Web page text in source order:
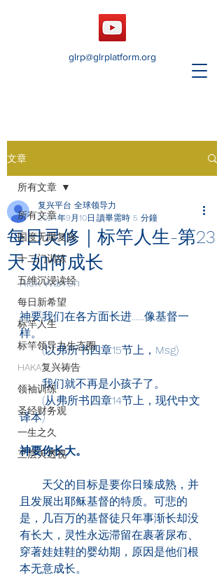
glrp@glrplatform.org
文章
所有文章
国度无限复兴
十二门训练
五维沉浸读经
每日新希望
标竿人生
标竿领导力生态圈
HAKA复兴祷告
领袖训练
圣经财务观
一生之久
三层天透视
所有文章
每日灵修｜标竿人生-第23
天 如何成长
复兴平台 全球领导力
2024年9月10日 讀畢需時 5 分鐘
Rick Warren
神要我们在各方面长进......像基督一
样。
(以弗所书四章15节上，Msg)
我们就不再是小孩子了。
(从弗所书四章14节上，现代中文
译本)
神要你长大。
天父的目标是要你日臻成熟，并
且发展出耶稣基督的特质。可悲的
是，几百万的基督徒只年事渐长却没
有长大，灵性永远滞留在裹著尿布、
穿著娃娃鞋的婴幼期，原因是他们根
本无意成长。